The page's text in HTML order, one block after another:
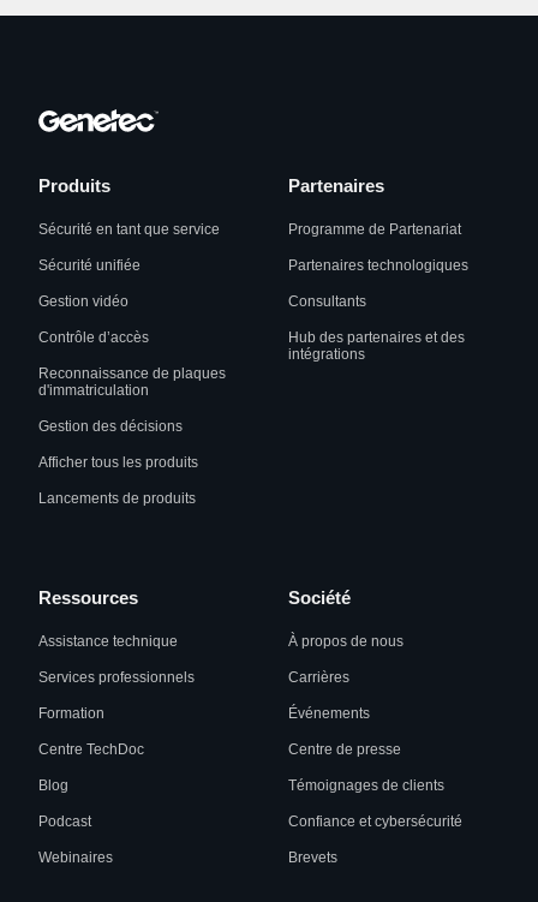
Produits
Sécurité en tant que service
Sécurité unifiée
Gestion vidéo
Contrôle d’accès
Reconnaissance de plaques
d'immatriculation
Gestion des décisions
Afficher tous les produits
Lancements de produits
Partenaires
Programme de Partenariat
Partenaires technologiques
Consultants
Hub des partenaires et des
intégrations
Ressources
Assistance technique
Services professionnels
Formation
Centre TechDoc
Blog
Podcast
Webinaires
Société
À propos de nous
Carrières
Événements
Centre de presse
Témoignages de clients
Confiance et cybersécurité
Brevets